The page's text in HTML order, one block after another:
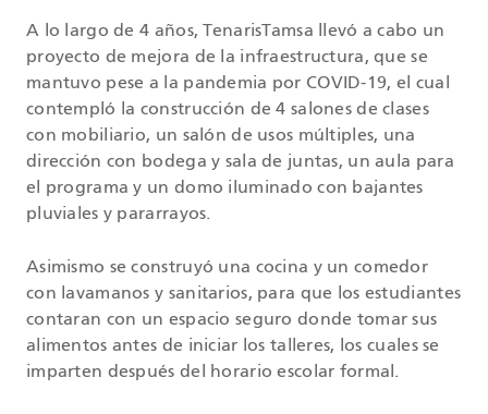
A lo largo de 4 años, TenarisTamsa llevó a cabo un
proyecto de mejora de la infraestructura, que se
mantuvo pese a la pandemia por COVID-19, el cual
contempló la construcción de 4 salones de clases
con mobiliario, un salón de usos múltiples, una
dirección con bodega y sala de juntas, un aula para
el programa y un domo iluminado con bajantes
pluviales y pararrayos.
Asimismo se construyó una cocina y un comedor
con lavamanos y sanitarios, para que los estudiantes
contaran con un espacio seguro donde tomar sus
alimentos antes de iniciar los talleres, los cuales se
imparten después del horario escolar formal.